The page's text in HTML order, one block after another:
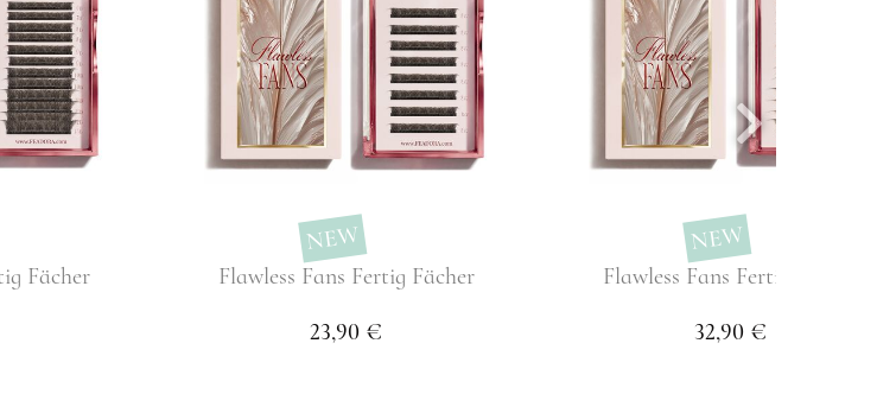
Fächer
NEW
Flawless Fans Fertig Fächer
23,90 €
NEW
Flawless Fans Fertig Fächer
32,90 €